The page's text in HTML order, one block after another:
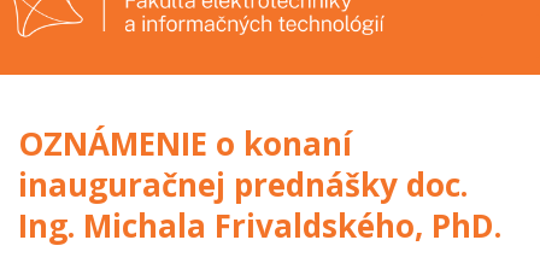
OZNÁMENIE o konaní
inauguračnej prednášky doc.
Ing. Michala Frivaldského, PhD.